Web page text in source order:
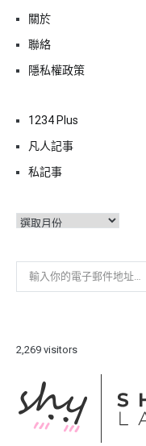
關於
聯絡
隱私權政策
1234 Plus
凡人記事
私記事
彙
輸入你的電子郵件地址…
2,269 visitors